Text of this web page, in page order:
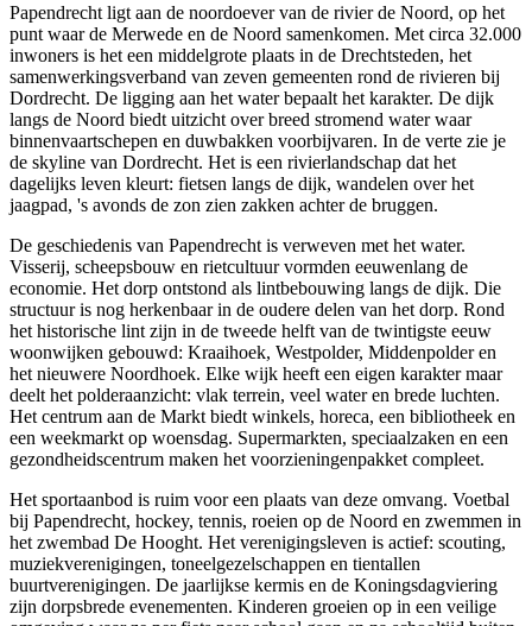
Papendrecht ligt aan de noordoever van de rivier de Noord, op het
punt waar de Merwede en de Noord samenkomen. Met circa 32.000
inwoners is het een middelgrote plaats in de Drechtsteden, het
samenwerkingsverband van zeven gemeenten rond de rivieren bij
Dordrecht. De ligging aan het water bepaalt het karakter. De dijk
langs de Noord biedt uitzicht over breed stromend water waar
binnenvaartschepen en duwbakken voorbijvaren. In de verte zie je
de skyline van Dordrecht. Het is een rivierlandschap dat het
dagelijks leven kleurt: fietsen langs de dijk, wandelen over het
jaagpad, 's avonds de zon zien zakken achter de bruggen.
De geschiedenis van Papendrecht is verweven met het water.
Visserij, scheepsbouw en rietcultuur vormden eeuwenlang de
economie. Het dorp ontstond als lintbebouwing langs de dijk. Die
structuur is nog herkenbaar in de oudere delen van het dorp. Rond
het historische lint zijn in de tweede helft van de twintigste eeuw
woonwijken gebouwd: Kraaihoek, Westpolder, Middenpolder en
het nieuwere Noordhoek. Elke wijk heeft een eigen karakter maar
deelt het polderaanzicht: vlak terrein, veel water en brede luchten.
Het centrum aan de Markt biedt winkels, horeca, een bibliotheek en
een weekmarkt op woensdag. Supermarkten, speciaalzaken en een
gezondheidscentrum maken het voorzieningenpakket compleet.
Het sportaanbod is ruim voor een plaats van deze omvang. Voetbal
bij Papendrecht, hockey, tennis, roeien op de Noord en zwemmen in
het zwembad De Hooght. Het verenigingsleven is actief: scouting,
muziekverenigingen, toneelgezelschappen en tientallen
buurtverenigingen. De jaarlijkse kermis en de Koningsdagviering
zijn dorpsbrede evenementen. Kinderen groeien op in een veilige